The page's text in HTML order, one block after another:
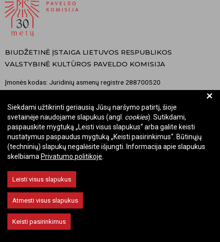
BIUDŽETINĖ ĮSTAIGA LIETUVOS RESPUBLIKOS
VALSTYBINĖ KULTŪROS PAVELDO KOMISIJA
Įmonės kodas: Juridinių asmenų registre 288700520
Telefonas: +370 699 13972
El. paštas: komisija@vkpk.lt
BENDRAUKIME
© 2026 Valstybinė kultūros paveldo komisija. Visos teisės saugomos.
Keisti slapukų nustatymus
+
Siekdami užtikrinti geriausią Jūsų naršymo patirtį, šioje
svetainėje naudojame slapukus (angl. cookies). Sutikdami,
paspauskite mygtuką „Leisti visus slapukus“ arba galite keisti
nustatymus paspaudus mygtuką „Keisti pasirinkimus“. Būtinųjų
(techninių) slapukų negalėsite išjungti. Informacija apie slapukus
skelbiama Privatumo politikoje
Leisti visus slapukus
Atmesti visus slapukus
Keisti pasirinkimus